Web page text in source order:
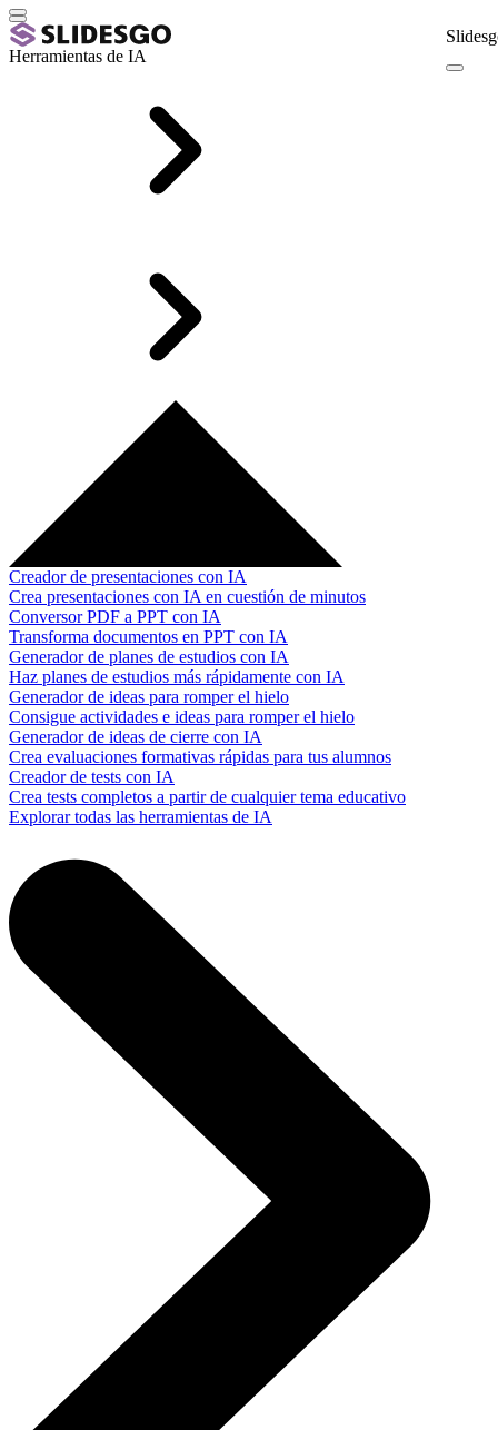
Herramientas de IA
Creador de presentaciones con IA
Crea presentaciones con IA en cuestión de minutos
Conversor PDF a PPT con IA
Transforma documentos en PPT con IA
Generador de planes de estudios con IA
Haz planes de estudios más rápidamente con IA
Generador de ideas para romper el hielo
Consigue actividades e ideas para romper el hielo
Generador de ideas de cierre con IA
Crea evaluaciones formativas rápidas para tus alumnos
Creador de tests con IA
Crea tests completos a partir de cualquier tema educativo
Explorar todas las herramientas de IA